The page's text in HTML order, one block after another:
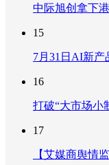
中际旭创拿下
15
7月31日AI新产
16
打破“大市场小
17
【艾媒商舆情